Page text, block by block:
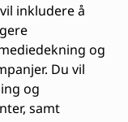
inkludere å
og
Du vil
og
samt